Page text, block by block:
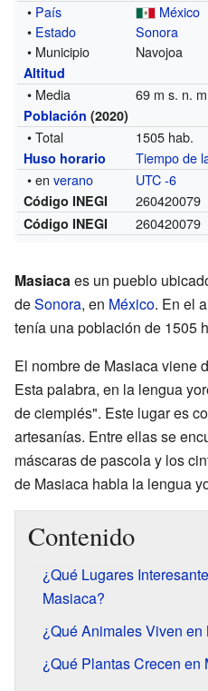
• País
México
• Estado
Sonora
• Municipio
Navojoa
Altitud
• Media 69 m s. n.
Población (2020)
• Total 1505 hab.
Huso horario Tiempo de
• enverano UTC -6
Código INEGI 260420079
Código INEGI 260420079
Masiacaes un pueblo
deSonora, en México. En el
tenía una población de 1505
El nombre de Masiaca viene
Esta palabra, en la lengua
de ciempiés". Este lugar es
artesanías. Entre ellas se
máscaras de pascola y los
de Masiaca habla la lengua
Contenido
¿Qué Lugares
Masiaca?
¿Qué Animales Viven en
¿Qué Plantas Crecen en